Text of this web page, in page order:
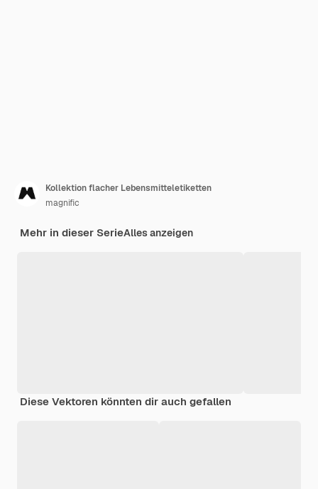
Kollektion flacher Lebensmitteletiketten
magnific
Mehr in dieser SerieAlles anzeigen
Diese Vektoren könnten dir auch gefallen